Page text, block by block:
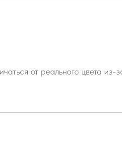
от реального цвета из-